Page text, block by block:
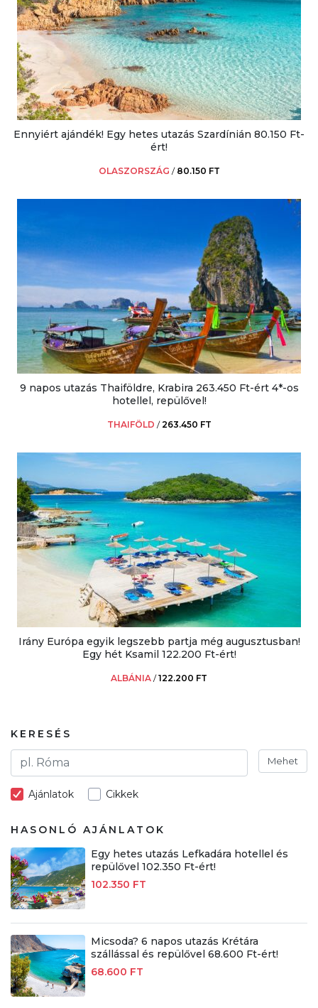
Ennyiért ajándék! Egy hetes utazás Szardínián 80.150 Ft-
ért!
OLASZORSZÁG / 80.150 FT
9 napos utazás Thaiföldre, Krabira 263.450 Ft-ért 4*-os
hotellel, repülővel!
THAIFÖLD /263.450 FT
Irány Európa egyik legszebb partja még augusztusban!
Egy hét Ksamil 122.200 Ft-ért!
ALBÁNIA /122.200 FT
KERESÉS
Mehet
Ajánlatok Cikkek
HASONLÓ AJÁNLATOK
Egy hetes utazás Lefkadára hotellel és
repülővel 102.350 Ft-ért!
102.350 FT
Micsoda? 6 napos utazás Krétára
szállással és repülővel 68.600 Ft-ért!
68.600 FT